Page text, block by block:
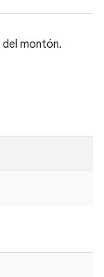
montón.